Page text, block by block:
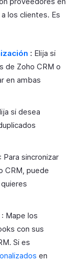
los clientes. Es
: Elija si
de Zoho CRM o
en ambas
si desea
: Para sincronizar
CRM, puede
: Mape los
con sus
Si es
en